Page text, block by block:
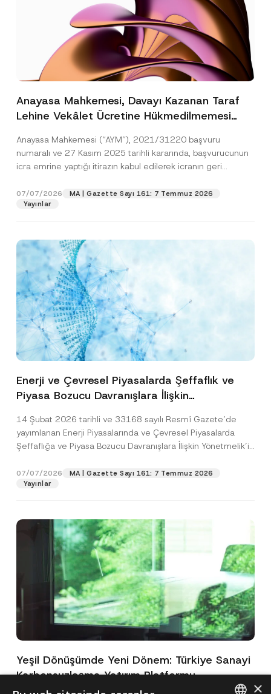
Anayasa Mahkemesi, Davayı Kazanan Taraf
Lehine Vekâlet Ücretine Hükmedilmemesi
Edildiğine Karar Verdi
Anayasa Mahkemesi (“AYM”), 2021/31220 başvuru
numaralı ve 27 Kasım 2025 tarihli kararında, başvurucunun
icra emrine yaptığı itirazın kabul edilerek icranın geri
07/07/2026
MA | Gazette Sayı 161: 7 Temmuz 2026
Yayınlar
Enerji ve Çevresel Piyasalarda Şeffaflık ve
Piyasa Bozucu Davranışlara İlişkin
14 Şubat 2026 tarihli ve 33168 sayılı Resmî Gazete’de
yayımlanan Enerji Piyasalarında ve Çevresel Piyasalarda
Şeffaflığa ve Piyasa Bozucu Davranışlara İlişkin Yönetmelik’in
07/07/2026
MA | Gazette Sayı 161: 7 Temmuz 2026
Yayınlar
Yeşil Dönüşümde Yeni Dönem: Türkiye Sanayi
Karbonsuzlaşma Yatırım Platformu
Oluşturuldu
×